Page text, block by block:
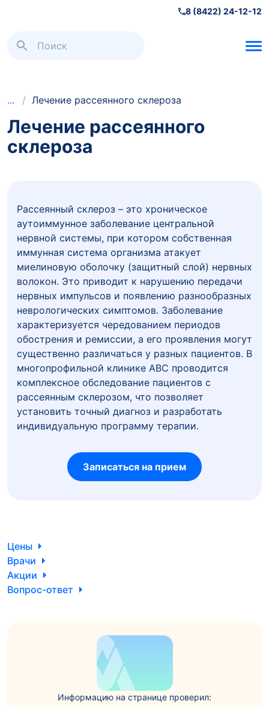
8 (8422) 24-12-12
Неврология
/ Лечение рассеянного склероза
Лечение рассеянного
склероза
Рассеянный склероз – это хроническое
аутоиммунное заболевание центральной
нервной системы, при котором собственная
иммунная система организма атакует
миелиновую оболочку (защитный слой) нервных
волокон. Это приводит к нарушению передачи
нервных импульсов и появлению разнообразных
неврологических симптомов. Заболевание
характеризуется чередованием периодов
обострения и ремиссии, а его проявления могут
существенно различаться у разных пациентов. В
многопрофильной клинике ABC проводится
комплексное обследование пациентов с
рассеянным склерозом, что позволяет
установить точный диагноз и разработать
индивидуальную программу терапии.
Записаться на прием
Цены
Врачи
Акции
Вопрос-ответ
Информацию на странице проверил: